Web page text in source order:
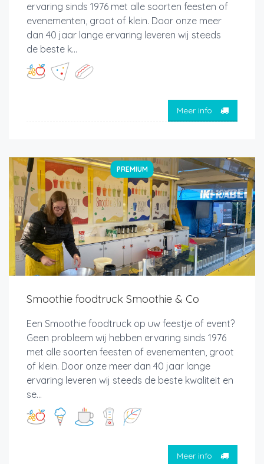
ervaring sinds 1976 met alle soorten feesten of
evenementen, groot of klein. Door onze meer
dan 40 jaar lange ervaring leveren wij steeds
de beste k...
Meer info
PREMIUM
Smoothie foodtruck Smoothie & Co
Een Smoothie foodtruck op uw feestje of event?
Geen probleem wij hebben ervaring sinds 1976
met alle soorten feesten of evenementen, groot
of klein. Door onze meer dan 40 jaar lange
ervaring leveren wij steeds de beste kwaliteit en
se...
Meer info